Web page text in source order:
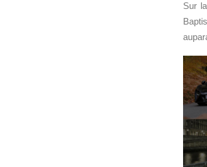
Sur